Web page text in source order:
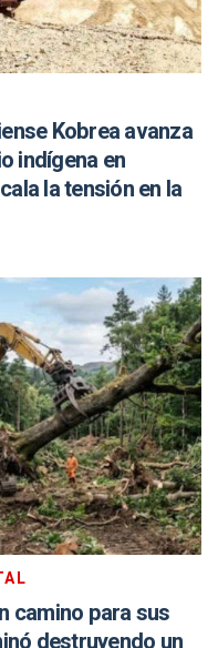
Kobrea avanza
indígena en
la tensión en la
camino para sus